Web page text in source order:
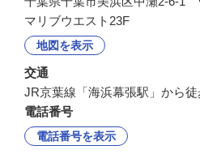
マリブウエスト23F
地図を表示
交通
JR京葉線「海浜幕張駅」から徒
電話番号
電話番号を表示